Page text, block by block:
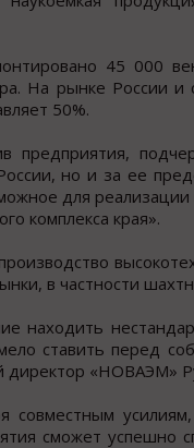
45 000
На рынке России
50%.
предприятия,
но и за ее
для
комплекса края».
в частности
находить
ставить перед
директор «НОВАЭМ»
сможет успешно